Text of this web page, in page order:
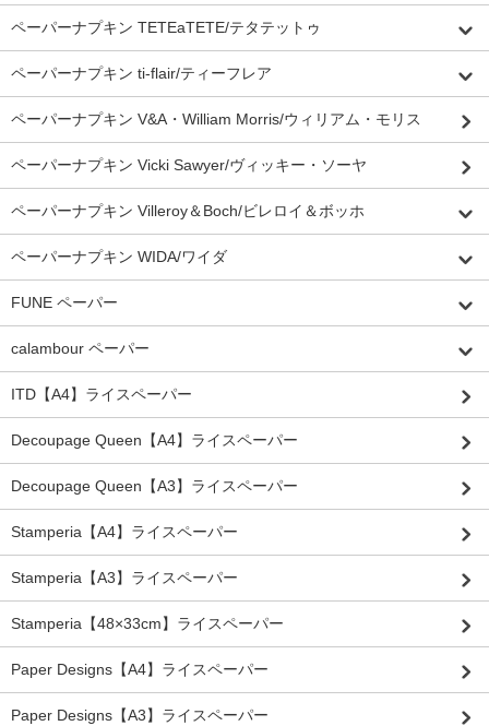
ペーパーナプキン TETEaTETE/テタテットゥ
ペーパーナプキン ti-flair/ティーフレア
ペーパーナプキン V&A・William Morris/ウィリアム・モリス
ペーパーナプキン Vicki Sawyer/ヴィッキー・ソーヤ
ペーパーナプキン Villeroy＆Boch/ビレロイ＆ボッホ
ペーパーナプキン WIDA/ワイダ
FUNE ペーパー
calambour ペーパー
ITD【A4】ライスペーパー
Decoupage Queen【A4】ライスペーパー
Decoupage Queen【A3】ライスペーパー
Stamperia【A4】ライスペーパー
Stamperia【A3】ライスペーパー
Stamperia【48×33cm】ライスペーパー
Paper Designs【A4】ライスペーパー
Paper Designs【A3】ライスペーパー